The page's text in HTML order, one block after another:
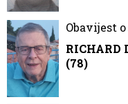
Obavijest
RICHARD
(78)